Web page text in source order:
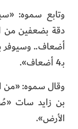
وتابع سموه:
أضعاف.. وسيوفر
بـ4 أضعاف».
وقال سموه: «من
بن زايد سات
الأرض».